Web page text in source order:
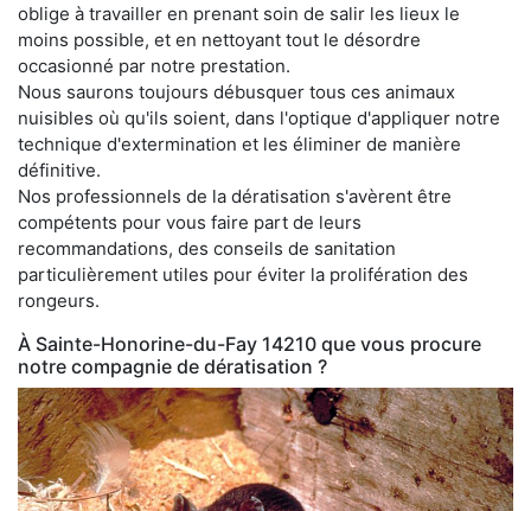
oblige à travailler en prenant soin de salir les lieux le
moins possible, et en nettoyant tout le désordre
occasionné par notre prestation.
Nous saurons toujours débusquer tous ces animaux
nuisibles où qu'ils soient, dans l'optique d'appliquer notre
technique d'extermination et les éliminer de manière
définitive.
Nos professionnels de la dératisation s'avèrent être
compétents pour vous faire part de leurs
recommandations, des conseils de sanitation
particulièrement utiles pour éviter la prolifération des
rongeurs.
À Sainte-Honorine-du-Fay 14210 que vous procure
notre compagnie de dératisation ?